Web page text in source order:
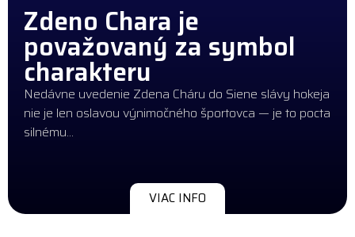
Zdeno Chara je
považovaný za symbol
charakteru
Nedávne uvedenie Zdena Cháru do Siene slávy hokeja
nie je len oslavou výnimočného športovca — je to pocta
silnému…
VIAC INFO